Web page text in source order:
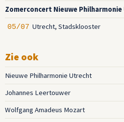
Zomerconcert Nieuwe
05/07 Utrecht, Stadsklooster
Zie ook
Nieuwe Philharmonie Utrecht
Johannes Leertouwer
Wolfgang Amadeus Mozart